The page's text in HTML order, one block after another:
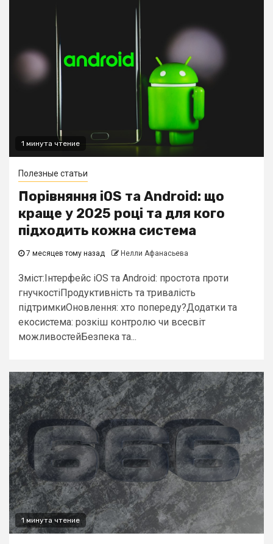
1 минута чтение
Полезные статьи
Порівняння iOS та Android: що
краще у 2025 році та для кого
підходить кожна система
7 месяцев тому назад Нелли Афанасьева
Зміст:Інтерфейс iOS та Android: простота проти
гнучкостіПродуктивність та тривалість
підтримкиОновлення: хто попереду?Додатки та
екосистема: розкіш контролю чи всесвіт
можливостейБезпека та...
1 минута чтение